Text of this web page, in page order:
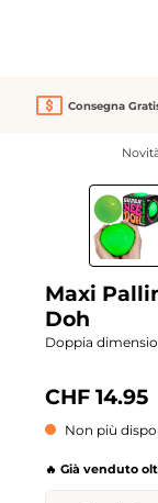
Consegna
Salta la galleria
esaurito
Maxi
Doh
Doppia
CHF 14.95
Non più
🔥 Già venduto